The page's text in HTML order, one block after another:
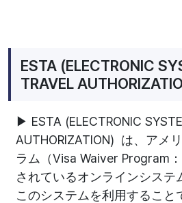
ESTA (ELECTRONIC
TRAVEL
▶ ESTA (ELECTRONIC
AUTHORIZATION) は、アメ
ラム（Visa Waiver Program
されているオンラインシステ
このシステムを利用すること